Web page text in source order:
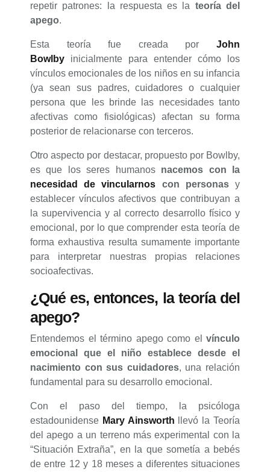
repetir patrones: la respuesta es la teoría del
apego.
Esta teoría fue creada por John
Bowlby
inicialmente para entender cómo los
vínculos emocionales de los niños en su infancia
(ya sean sus padres, cuidadores o cualquier
persona que les brinde las necesidades tanto
afectivas como fisiológicas) afectan su forma
posterior de relacionarse con terceros.
Otro aspecto por destacar, propuesto por Bowlby,
es que los seres humanos nacemos con la
necesidad de vincularnos con personasy
establecer vínculos afectivos que contribuyan a
la supervivencia y al correcto desarrollo físico y
emocional, por lo que comprender esta teoría de
forma exhaustiva resulta sumamente importante
para interpretar nuestras propias relaciones
socioafectivas.
¿Qué es, entonces, la teoría del
apego?
Entendemos el término apego como el vínculo
emocional que el niño establece desde el
nacimiento con sus cuidadores, una relación
fundamental para su desarrollo emocional.
Con el paso del tiempo, la psicóloga
estadounidense Mary Ainsworth
llevó la Teoría
del apego a un terreno más experimental con la
“Situación Extraña”, en la que sometía a bebés
de entre 12 y 18 meses a diferentes situaciones